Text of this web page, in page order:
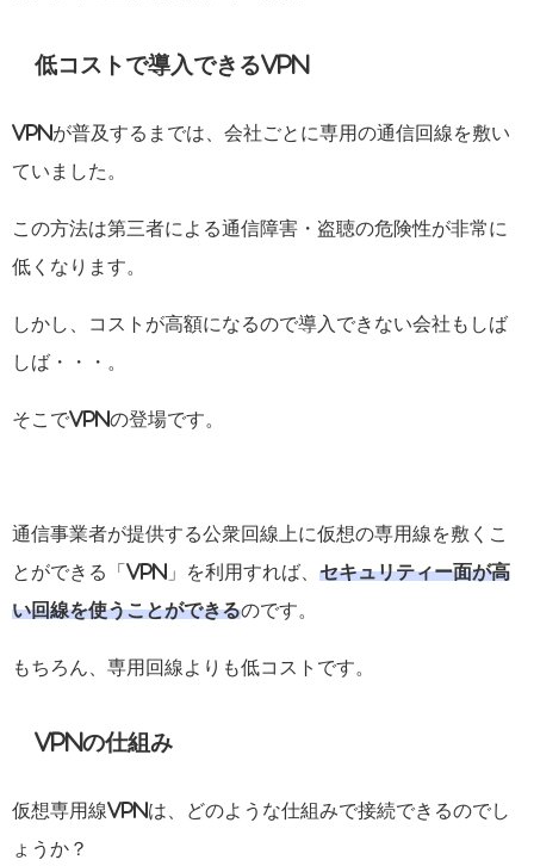
低コストで導入できるVPN
VPNが普及するまでは、会社ごとに専用の通信回線を敷い
ていました。
この方法は第三者による通信障害・盗聴の危険性が非常に
低くなります。
しかし、コストが高額になるので導入できない会社もしば
しば・・・。
そこでVPNの登場です。
通信事業者が提供する公衆回線上に仮想の専用線を敷くこ
とができる「VPN」を利用すれば、 セキュリティー面が高
い回線を使うことができるのです。
もちろん、専用回線よりも低コストです。
VPNの仕組み
仮想専用線VPNは、どのような仕組みで接続できるのでし
ょうか？